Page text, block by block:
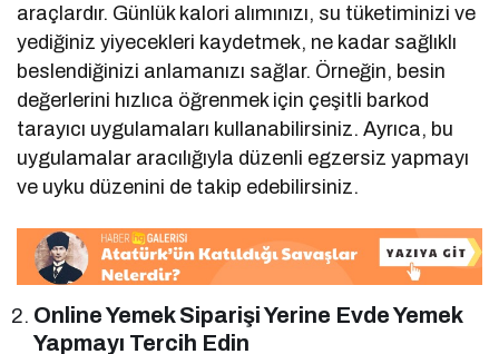
araçlardır. Günlük kalori alımınızı, su tüketiminizi ve
yediğiniz yiyecekleri kaydetmek, ne kadar sağlıklı
beslendiğinizi anlamanızı sağlar. Örneğin, besin
değerlerini hızlıca öğrenmek için çeşitli barkod
tarayıcı uygulamaları kullanabilirsiniz. Ayrıca, bu
uygulamalar aracılığıyla düzenli egzersiz yapmayı
ve uyku düzenini de takip edebilirsiniz.
Online Yemek Siparişi Yerine Evde Yemek
Yapmayı Tercih Edin